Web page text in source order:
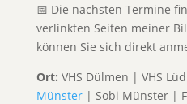
📅 Die nächsten Termine
verlinkten Seiten meiner
können Sie sich direkt
Ort: VHS Dülmen | VHS
Münster| Sobi Münster |